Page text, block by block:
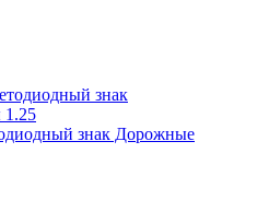
знак Дорожные